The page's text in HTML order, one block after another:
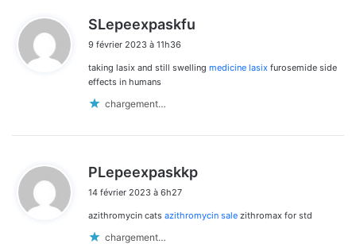
SLepeexpaskfu
9 février 2023 à 11h36
taking lasix and still swelling medicine lasix furosemide side
effects in humans
chargement…
PLepeexpaskkp
14 février 2023 à 6h27
azithromycin cats azithromycin sale zithromax for std
chargement…